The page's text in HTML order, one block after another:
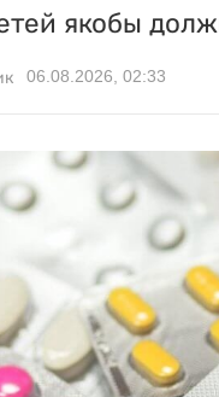
якобы
06.08.2026, 02:33